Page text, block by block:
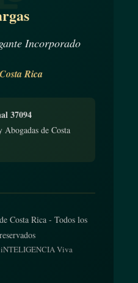
Incorporado
Rica
37094
de Costa
Costa Rica - Todos los
iNTELIGENCIA Viva